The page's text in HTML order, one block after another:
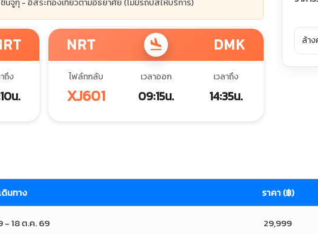
จูกุ - อิสระท่องเที่ยวตามอัธยาศัย (ไม่มีรถบัสให้บริการ)
ถึง
น.
NRT flight_land DMK
ไฟล์ทกลับ
XJ601
เวลาออก
09:15น.
เวลาถึง
14:35น.
ล้าง
ดินทาง ราคา (฿)
- 18 ต.ค. 69 29,999